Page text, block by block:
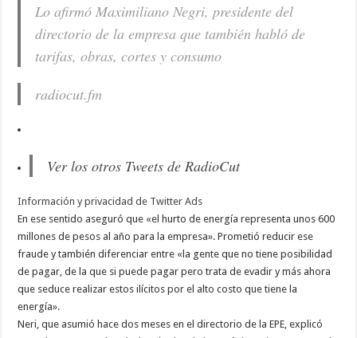
Lo afirmó Maximiliano Negri, presidente del
directorio de la empresa que también habló de
tarifas, obras, cortes y consumo
radiocut.fm
Ver los otros Tweets de RadioCut
Información y privacidad de Twitter Ads
En ese sentido aseguró que «el hurto de energía representa unos 600
millones de pesos al año para la empresa». Prometió reducir ese
fraude y también diferenciar entre «la gente que no tiene posibilidad
de pagar, de la que si puede pagar pero trata de evadir y más ahora
que seduce realizar estos ilícitos por el alto costo que tiene la
energía».
Neri, que asumió hace dos meses en el directorio de la EPE, explicó